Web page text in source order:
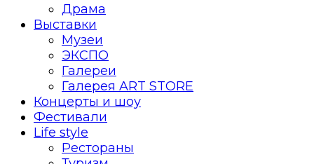
Драма
Выставки
Музеи
ЭКСПО
Галереи
Галерея ART STORE
Концерты и шоу
Фестивали
Life style
Рестораны